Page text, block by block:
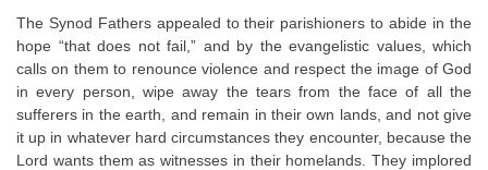
The Synod Fathers appealed to their parishioners to abide in the
hope “that does not fail,” and by the evangelistic values, which
calls on them to renounce violence and respect the image of God
in every person, wipe away the tears from the face of all the
sufferers in the earth, and remain in their own lands, and not give
it up in whatever hard circumstances they encounter, because the
Lord wants them as witnesses in their homelands. They implored